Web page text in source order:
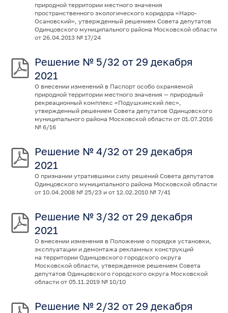
природной территории местного значения
пространственного экологического коридора «Наро-
Осановский», утвержденный решением Совета депутатов
Одинцовского муниципального района Московской области
от 26.04.2013 № 17/24
Решение № 5/32 от 29 декабря
2021
О внесении изменений в Паспорт особо охраняемой
природной территории местного значения — природный
рекреационный комплекс «Подушкинский лес»,
утвержденный решением Совета депутатов Одинцовского
муниципального района Московской области от 01.07.2016
№ 6/16
Решение № 4/32 от 29 декабря
2021
О признании утратившими силу решений Совета депутатов
Одинцовского муниципального района Московской области
от 10.04.2008 № 25/23 и от 12.02.2010 № 7/41
Решение № 3/32 от 29 декабря
2021
О внесении изменения в Положение о порядке установки,
эксплуатации и демонтажа рекламных конструкций
на территории Одинцовского городского округа
Московской области, утвержденное решением Совета
депутатов Одинцовского городского округа Московской
области от 05.11.2019 № 10/10
Решение № 2/32 от 29 декабря